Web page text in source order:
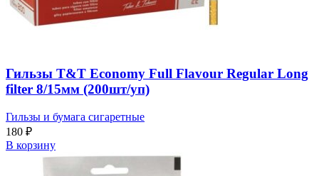
Гильзы T&T Economy Full Flavour Regular Long
filter 8/15мм (200шт/уп)
Гильзы и бумага сигаретные
180 ₽
В корзину